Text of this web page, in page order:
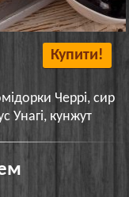
Купити!
Черрі, сир
Унагі, кунжут